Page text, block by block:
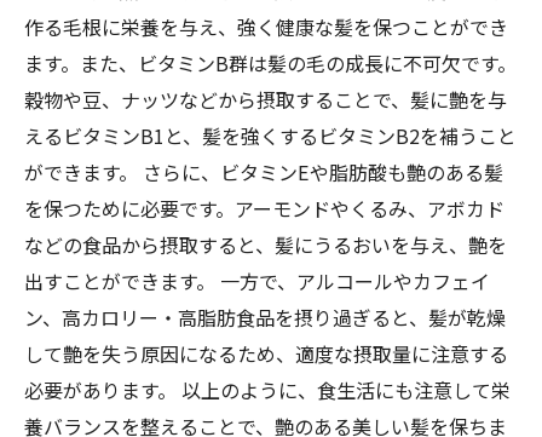
作る毛根に栄養を与え、強く健康な髪を保つことができ
ます。また、ビタミンB群は髪の毛の成長に不可欠です。
穀物や豆、ナッツなどから摂取することで、髪に艶を与
えるビタミンB1と、髪を強くするビタミンB2を補うこと
ができます。 さらに、ビタミンEや脂肪酸も艶のある髪
を保つために必要です。アーモンドやくるみ、アボカド
などの食品から摂取すると、髪にうるおいを与え、艶を
出すことができます。 一方で、アルコールやカフェイ
ン、高カロリー・高脂肪食品を摂り過ぎると、髪が乾燥
して艶を失う原因になるため、適度な摂取量に注意する
必要があります。 以上のように、食生活にも注意して栄
養バランスを整えることで、艶のある美しい髪を保ちま